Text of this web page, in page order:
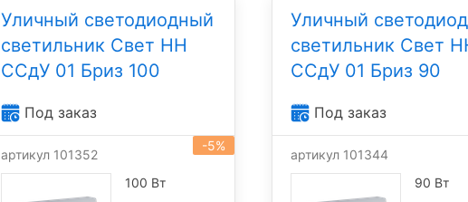
Уличный светодиодный
светильник Свет НН
ССдУ 01 Бриз 100
Под заказ
-5%
артикул 101352
100 Вт
Уличный
светильник Свет
ССдУ 01 Бриз 90
Под заказ
артикул 101344
90 Вт